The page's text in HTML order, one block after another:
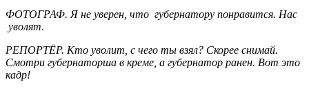
ФОТОГРАФ. Я не уверен, что губернатору понравится. Нас
уволят.
РЕПОРТЁР. Кто уволит, с чего ты взял? Скорее снимай.
Смотри губернаторша в креме, а губернатор ранен. Вот это
кадр!